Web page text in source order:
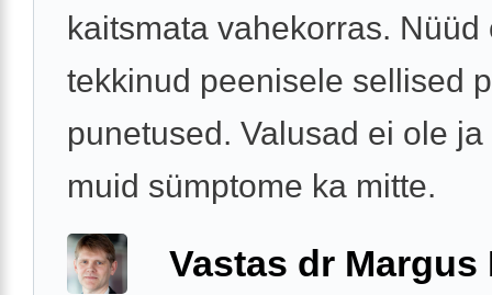
kaitsmata vahekorras. Nüüd
tekkinud peenisele sellised
punetused. Valusad ei ole
muid sümptome ka mitte.
Vastas dr Margus